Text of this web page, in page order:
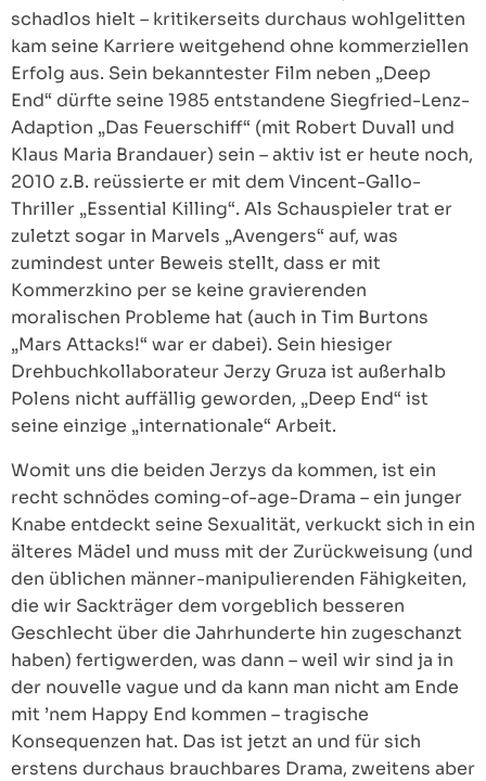
schadlos hielt – kritikerseits durchaus wohlgelitten
kam seine Karriere weitgehend ohne kommerziellen
Erfolg aus. Sein bekanntester Film neben „Deep
End“ dürfte seine 1985 entstandene Siegfried-Lenz-
Adaption „Das Feuerschiff“ (mit Robert Duvall und
Klaus Maria Brandauer) sein – aktiv ist er heute noch,
2010 z.B. reüssierte er mit dem Vincent-Gallo-
Thriller „Essential Killing“. Als Schauspieler trat er
zuletzt sogar in Marvels „Avengers“ auf, was
zumindest unter Beweis stellt, dass er mit
Kommerzkino per se keine gravierenden
moralischen Probleme hat (auch in Tim Burtons
„Mars Attacks!“ war er dabei). Sein hiesiger
Drehbuchkollaborateur Jerzy Gruza ist außerhalb
Polens nicht auffällig geworden, „Deep End“ ist
seine einzige „internationale“ Arbeit.
Womit uns die beiden Jerzys da kommen, ist ein
recht schnödes coming-of-age-Drama – ein junger
Knabe entdeckt seine Sexualität, verkuckt sich in ein
älteres Mädel und muss mit der Zurückweisung (und
den üblichen männer-manipulierenden Fähigkeiten,
die wir Sackträger dem vorgeblich besseren
Geschlecht über die Jahrhunderte hin zugeschanzt
haben) fertigwerden, was dann – weil wir sind ja in
der nouvelle vague und da kann man nicht am Ende
mit ’nem Happy End kommen – tragische
Konsequenzen hat. Das ist jetzt an und für sich
erstens durchaus brauchbares Drama, zweitens aber